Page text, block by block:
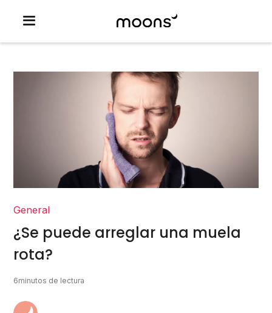
General
¿Se puede arreglar una muela
rota?
6minutos de lectura